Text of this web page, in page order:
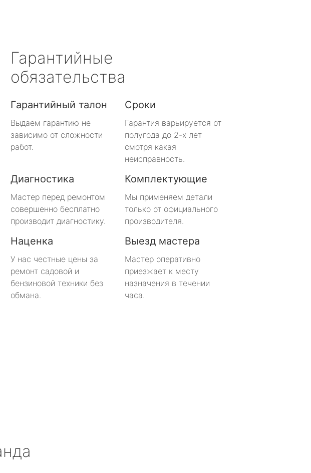
Гарантийные
обязательства
Гарантийный талон
Выдаем гарантию не
зависимо от сложности
работ.
Сроки
Гарантия варьируется от
полугода до 2-х лет
смотря какая
неисправность.
Диагностика
Мастер перед ремонтом
совершенно бесплатно
производит диагностику.
Комплектующие
Мы применяем детали
только от официального
производителя.
Наценка
У нас честные цены за
ремонт садовой и
бензиновой техники без
обмана.
Выезд мастера
Мастер оперативно
приезжает к месту
назначения в течении
часа.